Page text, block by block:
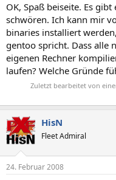
OK, Spaß beiseite. Es
schwören. Ich kann mir
binaries installiert
gentoo spricht. Dass alle
eigenen Rechner
laufen? Welche Gründe
Zuletzt bearbeitet von
HisN
Fleet Admiral
24. Februar 2008